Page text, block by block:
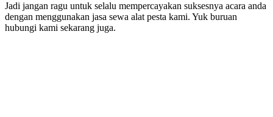
Jadi jangan ragu untuk selalu mempercayakan suksesnya acara anda
dengan menggunakan jasa sewa alat pesta kami. Yuk buruan
hubungi kami sekarang juga.